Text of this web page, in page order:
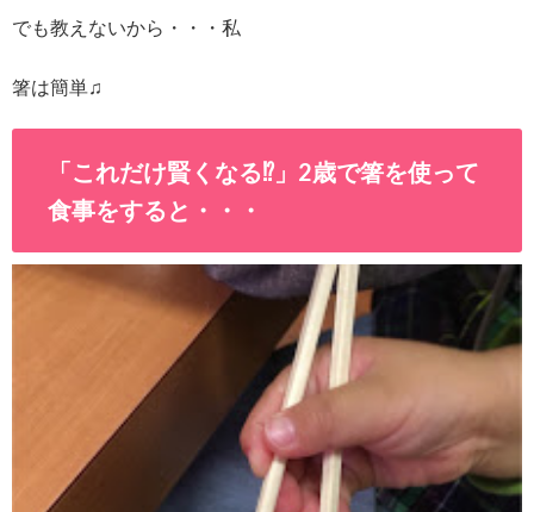
でも教えないから・・・私
箸は簡単♫
「これだけ賢くなる⁉」2歳で箸を使って
食事をすると・・・